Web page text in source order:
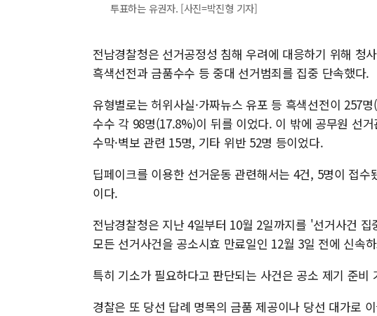
투표하는 유권자. [사진=박진형 기자]
전남경찰청은 선거공정성 침해 우려에 대응하기 위해 청
흑색선전과 금품수수 등 중대 선거범죄를 집중 단속했다.
유형별로는 허위사실·가짜뉴스 유포 등 흑색선전이 257
수수 각 98명(17.8%)이 뒤를 이었다. 이 밖에 공무원 선
수막·벽보 관련 15명, 기타 위반 52명 등이었다.
딥페이크를 이용한 선거운동 관련해서는 4건, 5명이 접
이다.
전남경찰청은 지난 4일부터 10월 2일까지를 '선거사건
모든 선거사건을 공소시효 만료일인 12월 3일 전에 신속
특히 기소가 필요하다고 판단되는 사건은 공소 제기 준
경찰은 또 당선 답례 명목의 금품 제공이나 당선 대가로